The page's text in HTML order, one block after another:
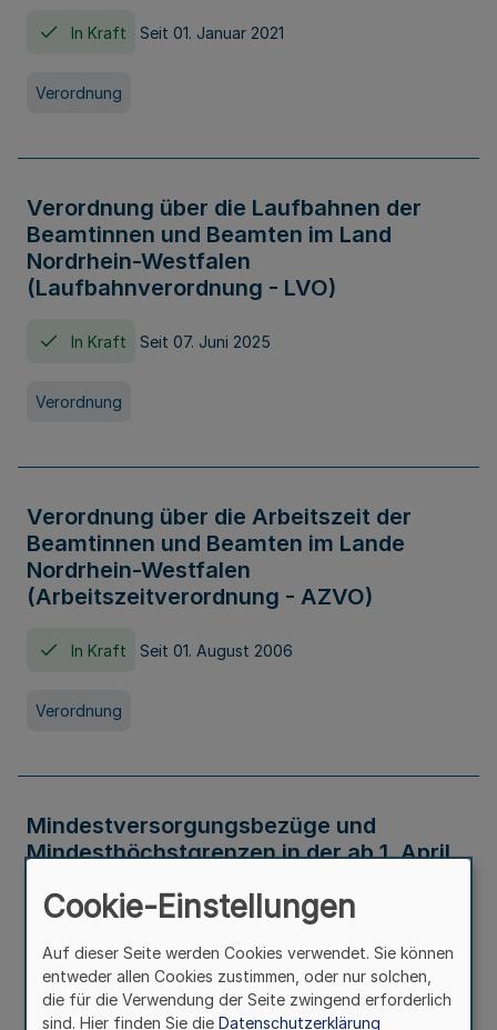
In Kraft Seit 01. Januar 2021
Verordnung
Verordnung über die Laufbahnen der
Beamtinnen und Beamten im Land
Nordrhein-Westfalen
(Laufbahnverordnung - LVO)
In Kraft Seit 07. Juni 2025
Verordnung
Verordnung über die Arbeitszeit der
Beamtinnen und Beamten im Lande
Nordrhein-Westfalen
(Arbeitszeitverordnung - AZVO)
In Kraft Seit 01. August 2006
Verordnung
Mindestversorgungsbezüge und
Mindesthöchstgrenzen in der ab 1. April
Verwaltungsvorschrift
Cookie-Einstellungen
Auf dieser Seite werden Cookies verwendet. Sie können
entweder allen Cookies zustimmen, oder nur solchen,
die für die Verwendung der Seite zwingend erforderlich
sind. Hier finden Sie die Datenschutzerklärung